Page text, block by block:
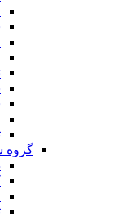
گروه